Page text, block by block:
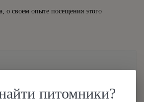
питомники?
о своем опыте посещения этого